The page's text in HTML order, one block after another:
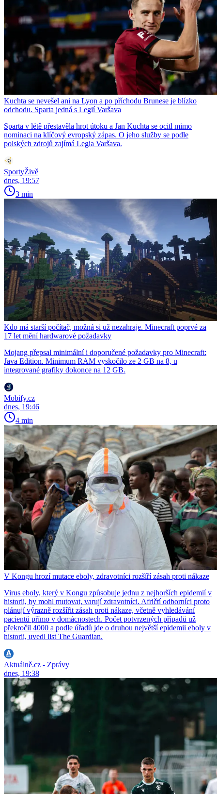
Kuchta se nevešel ani na Lyon a po příchodu Brunese je blízko
odchodu. Sparta jedná s Legií Varšava
Sparta v létě přestavěla hrot útoku a Jan Kuchta se ocitl mimo
nominaci na klíčový evropský zápas. O jeho služby se podle
polských zdrojů zajímá Legia Varšava.
SportyŽivě
dnes, 19:57
3 min
Kdo má starší počítač, možná si už nezahraje. Minecraft poprvé za
17 let mění hardwarové požadavky
Mojang přepsal minimální i doporučené požadavky pro Minecraft:
Java Edition. Minimum RAM vyskočilo ze 2 GB na 8, u
integrované grafiky dokonce na 12 GB.
Mobify.cz
dnes, 19:46
4 min
V Kongu hrozí mutace eboly, zdravotníci rozšíří zásah proti nákaze
Virus eboly, který v Kongu způsobuje jednu z nejhorších epidemií v
historii, by mohl mutovat, varují zdravotníci. Afričtí odborníci proto
plánují výrazně rozšířit zásah proti nákaze, včetně vyhledávání
pacientů přímo v domácnostech. Počet potvrzených případů už
překročil 4000 a podle úřadů jde o druhou největší epidemii eboly v
historii, uvedl list The Guardian.
Aktuálně.cz - Zprávy
dnes, 19:38